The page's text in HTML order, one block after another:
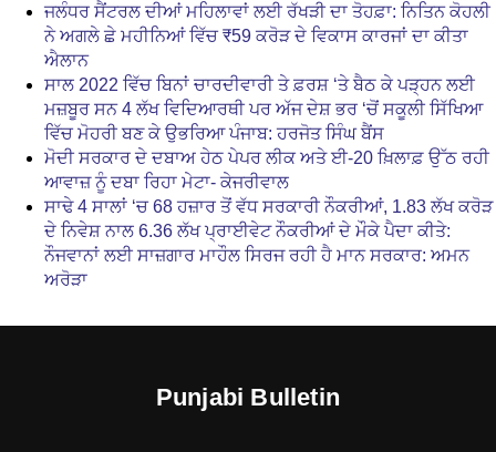
ਜਲੰਧਰ ਸੈਂਟਰਲ ਦੀਆਂ ਮਹਿਲਾਵਾਂ ਲਈ ਰੱਖੜੀ ਦਾ ਤੋਹਫ਼ਾ: ਨਿਤਿਨ ਕੋਹਲੀ
ਨੇ ਅਗਲੇ ਛੇ ਮਹੀਨਿਆਂ ਵਿੱਚ ₹59 ਕਰੋੜ ਦੇ ਵਿਕਾਸ ਕਾਰਜਾਂ ਦਾ ਕੀਤਾ
ਐਲਾਨ
ਸਾਲ 2022 ਵਿੱਚ ਬਿਨਾਂ ਚਾਰਦੀਵਾਰੀ ਤੇ ਫ਼ਰਸ਼ ‘ਤੇ ਬੈਠ ਕੇ ਪੜ੍ਹਨ ਲਈ
ਮਜ਼ਬੂਰ ਸਨ 4 ਲੱਖ ਵਿਦਿਆਰਥੀ ਪਰ ਅੱਜ ਦੇਸ਼ ਭਰ ‘ਚੋਂ ਸਕੂਲੀ ਸਿੱਖਿਆ
ਵਿੱਚ ਮੋਹਰੀ ਬਣ ਕੇ ਉਭਰਿਆ ਪੰਜਾਬ: ਹਰਜੋਤ ਸਿੰਘ ਬੈਂਸ
ਮੋਦੀ ਸਰਕਾਰ ਦੇ ਦਬਾਅ ਹੇਠ ਪੇਪਰ ਲੀਕ ਅਤੇ ਈ-20 ਖ਼ਿਲਾਫ਼ ਉੱਠ ਰਹੀ
ਆਵਾਜ਼ ਨੂੰ ਦਬਾ ਰਿਹਾ ਮੇਟਾ- ਕੇਜਰੀਵਾਲ
ਸਾਢੇ 4 ਸਾਲਾਂ ‘ਚ 68 ਹਜ਼ਾਰ ਤੋਂ ਵੱਧ ਸਰਕਾਰੀ ਨੌਕਰੀਆਂ, 1.83 ਲੱਖ ਕਰੋੜ
ਦੇ ਨਿਵੇਸ਼ ਨਾਲ 6.36 ਲੱਖ ਪ੍ਰਾਈਵੇਟ ਨੌਕਰੀਆਂ ਦੇ ਮੌਕੇ ਪੈਦਾ ਕੀਤੇ:
ਨੌਜਵਾਨਾਂ ਲਈ ਸਾਜ਼ਗਾਰ ਮਾਹੌਲ ਸਿਰਜ ਰਹੀ ਹੈ ਮਾਨ ਸਰਕਾਰ: ਅਮਨ
ਅਰੋੜਾ
Punjabi Bulletin